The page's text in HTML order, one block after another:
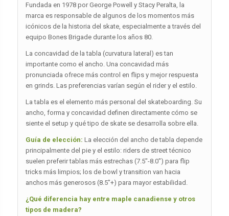
Fundada en 1978 por George Powell y Stacy Peralta, la
marca es responsable de algunos de los momentos más
icónicos de la historia del skate, especialmente a través del
equipo Bones Brigade durante los años 80.
La concavidad de la tabla (curvatura lateral) es tan
importante como el ancho. Una concavidad más
pronunciada ofrece más control en flips y mejor respuesta
en grinds. Las preferencias varían según el rider y el estilo.
La tabla es el elemento más personal del skateboarding. Su
ancho, forma y concavidad definen directamente cómo se
siente el setup y qué tipo de skate se desarrolla sobre ella.
Guía de elección: La elección del ancho de tabla depende
principalmente del pie y el estilo: riders de street técnico
suelen preferir tablas más estrechas (7.5″-8.0″) para flip
tricks más limpios; los de bowl y transition van hacia
anchos más generosos (8.5″+) para mayor estabilidad.
¿Qué diferencia hay entre maple canadiense y otros
tipos de madera?